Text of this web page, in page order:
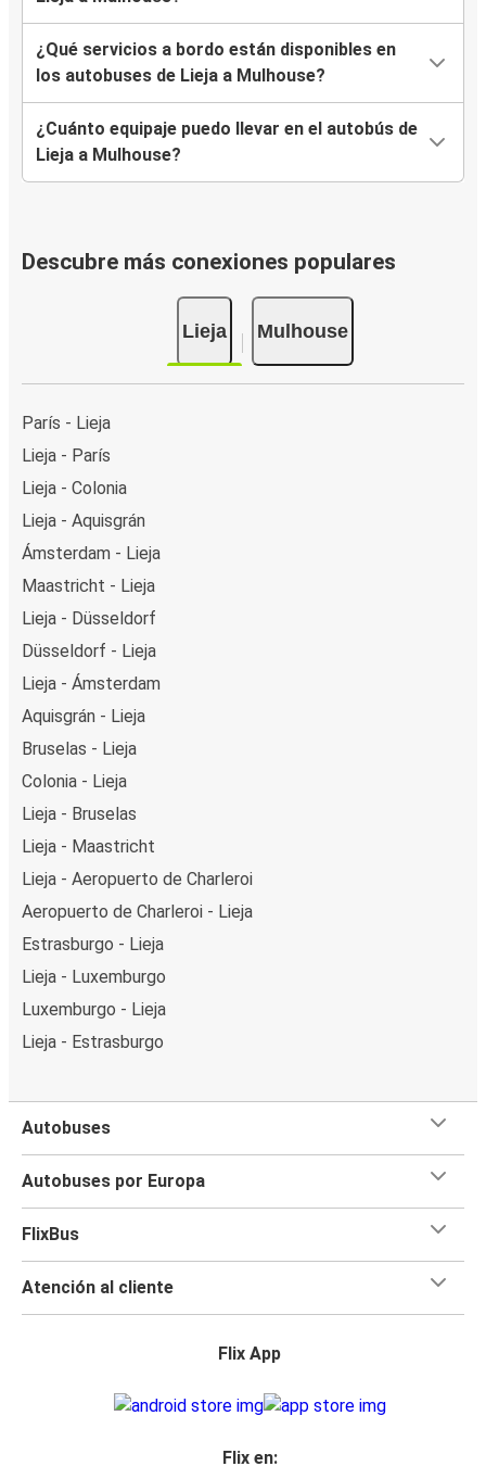
¿Qué servicios a bordo están disponibles en
los autobuses de Lieja a Mulhouse?
¿Cuánto equipaje puedo llevar en el autobús de
Lieja a Mulhouse?
Descubre más conexiones populares
Lieja Mulhouse
París - Lieja
Lieja - París
Lieja - Colonia
Lieja - Aquisgrán
Ámsterdam - Lieja
Maastricht - Lieja
Lieja - Düsseldorf
Düsseldorf - Lieja
Lieja - Ámsterdam
Aquisgrán - Lieja
Bruselas - Lieja
Colonia - Lieja
Lieja - Bruselas
Lieja - Maastricht
Lieja - Aeropuerto de Charleroi
Aeropuerto de Charleroi - Lieja
Estrasburgo - Lieja
Lieja - Luxemburgo
Luxemburgo - Lieja
Lieja - Estrasburgo
Autobuses
Autobuses por Europa
FlixBus
Atención al cliente
Flix App
Flix en: